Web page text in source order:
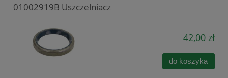
01002919B Uszczelniacz
42,00 zł
do koszyka